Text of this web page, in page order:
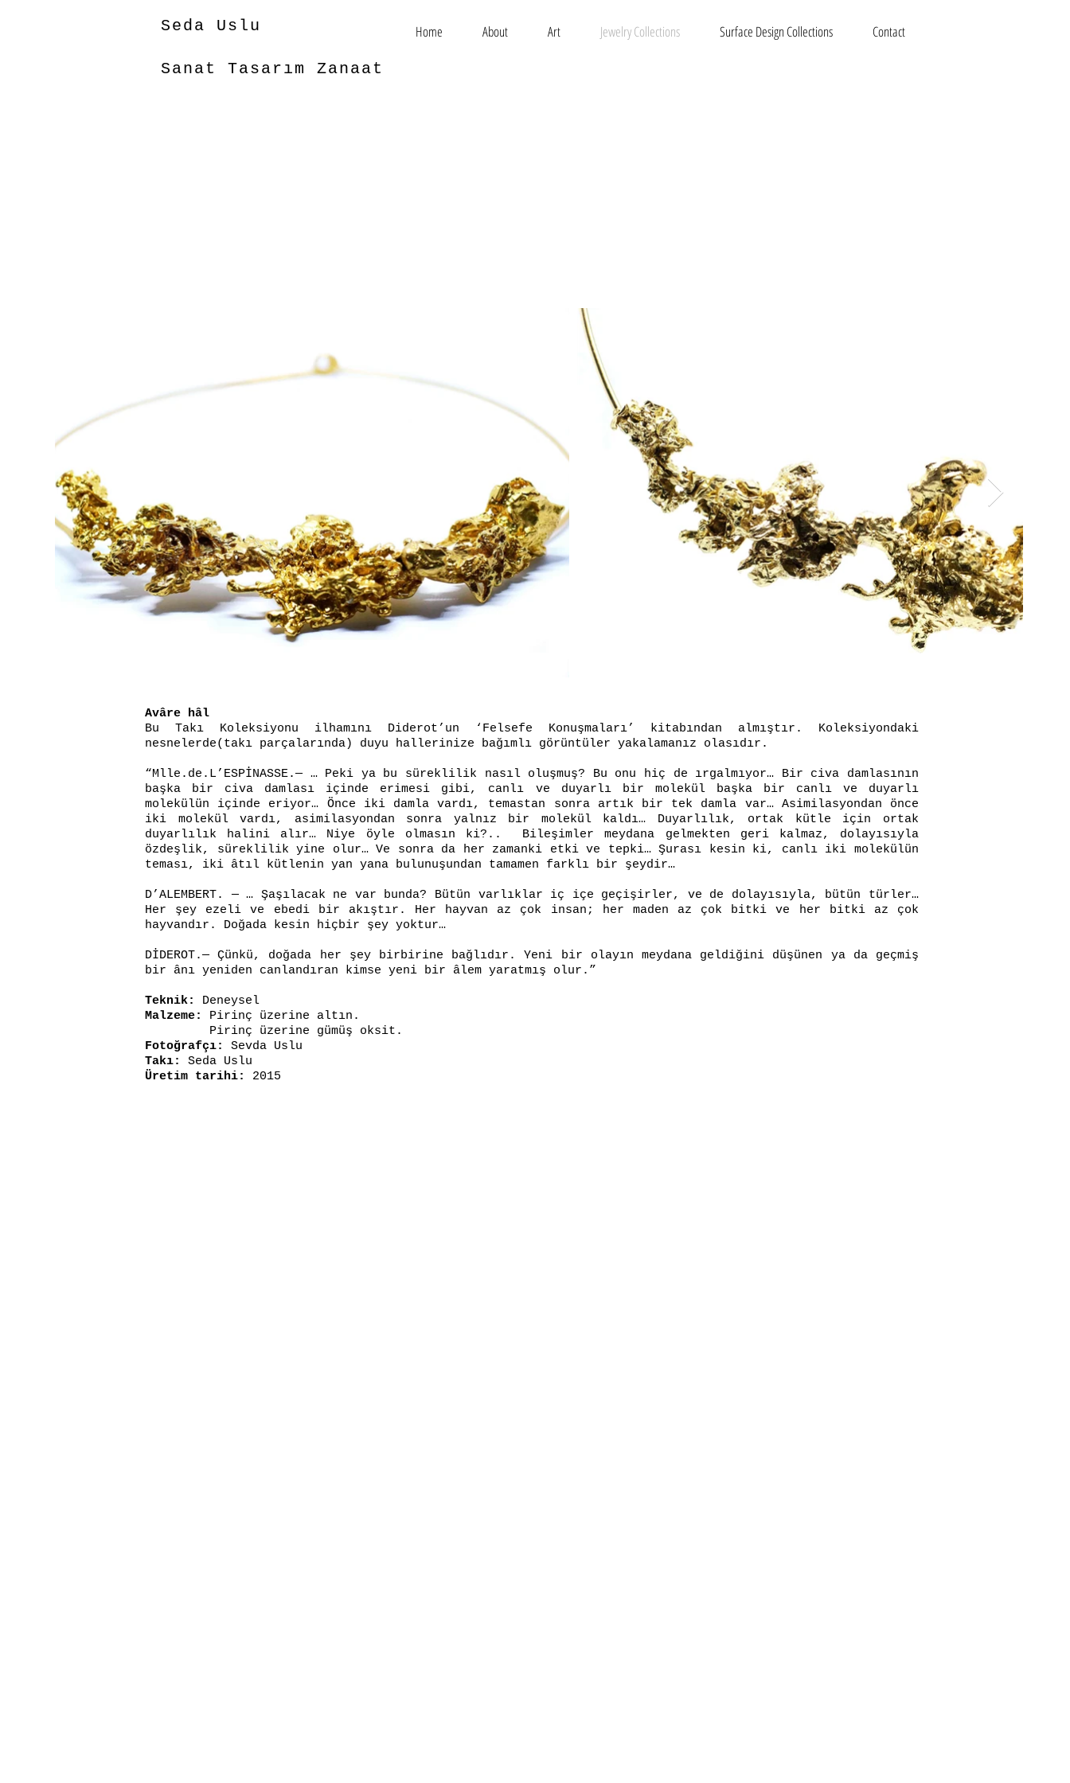
Seda Uslu
Sanat Tasarım Zanaat
Home About Art Jewelry Collections Surface Design Collections Contact
Avâre hâl
Bu Takı Koleksiyonu ilhamını Diderot’un ‘Felsefe Konuşmaları’ kitabından almıştır. Koleksiyondaki
nesnelerde(takı parçalarında) duyu hallerinize bağımlı görüntüler yakalamanız olasıdır.
“Mlle.de.L’ESPİNASSE.— … Peki ya bu süreklilik nasıl oluşmuş? Bu onu hiç de ırgalmıyor… Bir civa damlasının
başka bir civa damlası içinde erimesi gibi, canlı ve duyarlı bir molekül başka bir canlı ve duyarlı
molekülün içinde eriyor… Önce iki damla vardı, temastan sonra artık bir tek damla var… Asimilasyondan önce
iki molekül vardı, asimilasyondan sonra yalnız bir molekül kaldı… Duyarlılık, ortak kütle için ortak
duyarlılık halini alır… Niye öyle olmasın ki?.. Bileşimler meydana gelmekten geri kalmaz, dolayısıyla
özdeşlik, süreklilik yine olur… Ve sonra da her zamanki etki ve tepki… Şurası kesin ki, canlı iki molekülün
teması, iki âtıl kütlenin yan yana bulunuşundan tamamen farklı bir şeydir…
D’ALEMBERT. — … Şaşılacak ne var bunda? Bütün varlıklar iç içe geçişirler, ve de dolayısıyla, bütün türler…
Her şey ezeli ve ebedi bir akıştır. Her hayvan az çok insan; her maden az çok bitki ve her bitki az çok
hayvandır. Doğada kesin hiçbir şey yoktur…
DİDEROT.­­­— Çünkü, doğada her şey birbirine bağlıdır. Yeni bir olayın meydana geldiğini düşünen ya da geçmiş
bir ânı yeniden canlandıran kimse yeni bir âlem yaratmış olur.”
Teknik:
Deneysel
Malzeme:
Pirinç üzerine altın.
Pirinç üzerine gümüş oksit.
Fotoğrafçı:
Sevda Uslu
Takı:
Seda Uslu
Üretim tarihi:
2015